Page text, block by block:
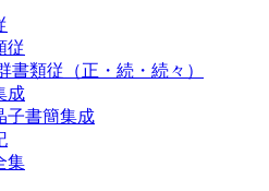
従
書類従（正・続・続々）
成
子書簡集成
集